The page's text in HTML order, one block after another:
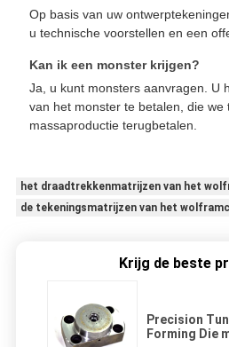
Op basis van uw
u technische voorstellen en een
Kan ik een monster krijgen?
Ja, u kunt monsters aanvragen. U
van het monster te betalen, die we
massaproductie terugbetalen.
het draadtrekkenmatrijzen van het
de tekeningsmatrijzen van het
Krijg de beste
Precision
Forming Die